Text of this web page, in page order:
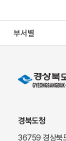
부서별
경북도청
36759 경상북